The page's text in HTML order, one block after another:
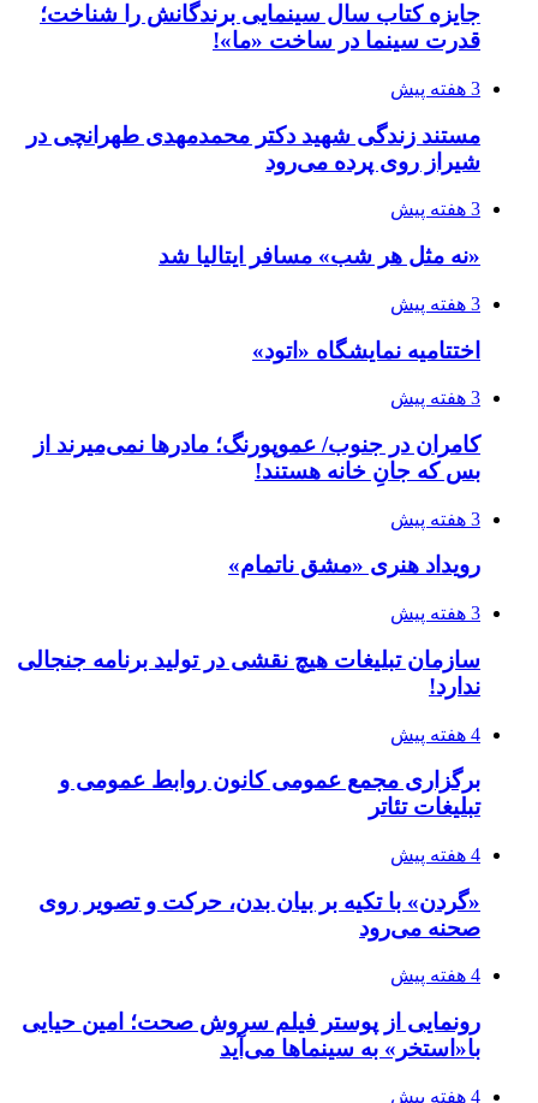
جایزه کتاب سال سینمایی برندگانش را شناخت؛
قدرت سینما در ساخت «ما»!
3 هفته پیش
مستند زندگی شهید دکتر محمدمهدی طهرانچی در
شیراز روی پرده می‌رود
3 هفته پیش
«نه مثل هر شب» مسافر ایتالیا شد
3 هفته پیش
اختتامیه نمایشگاه «اتود»
3 هفته پیش
کامران در جنوب/ عموپورنگ؛ مادرها نمی‌میرند از
بس که جانِ خانه هستند!
3 هفته پیش
رویداد هنری «مشق ناتمام»
3 هفته پیش
سازمان تبلیغات هیچ نقشی در تولید برنامه جنجالی
ندارد!
4 هفته پیش
برگزاری مجمع عمومی کانون روابط عمومی و
تبلیغات تئاتر
4 هفته پیش
«گردن» با تکیه بر بیان بدن، حرکت و تصویر روی
صحنه می‌رود
4 هفته پیش
رونمایی از پوستر فیلم سروش صحت؛ امین حیایی
با«استخر» به سینماها می‌آید
4 هفته پیش